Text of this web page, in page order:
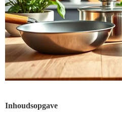
Inhoudsopgave